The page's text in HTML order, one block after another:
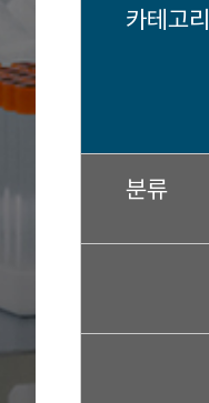
카테고리
분류